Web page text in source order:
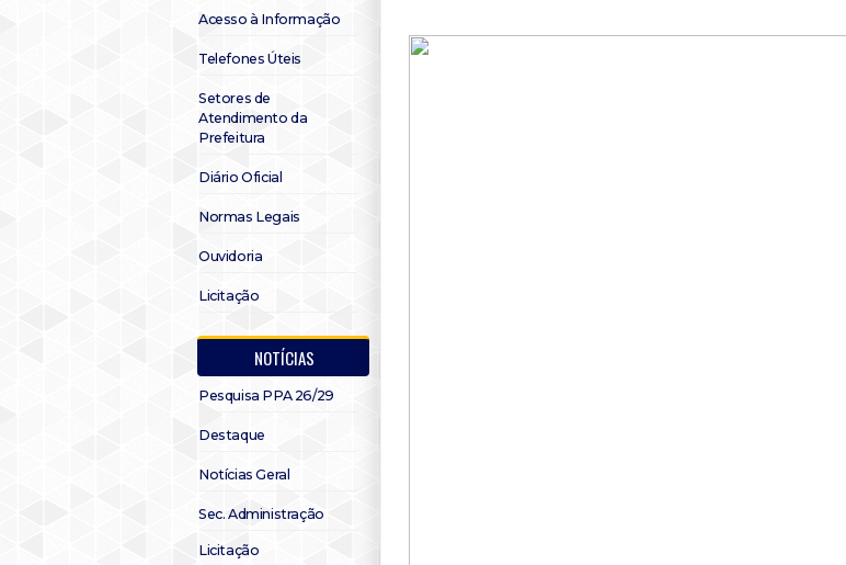
Acesso à Informação
Telefones Úteis
Setores de
Atendimento da
Prefeitura
Diário Oficial
Normas Legais
Ouvidoria
Licitação
NOTÍCIAS
Pesquisa PPA 26/29
Destaque
Notícias Geral
Sec. Administração
Licitação